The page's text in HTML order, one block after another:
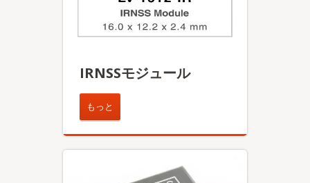
IRNSSモジュール
もっと